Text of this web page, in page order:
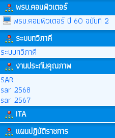
พรบ.คอมพิวเตอร์
พรบ.คอมพิวเตอร์ ปี 60 ฉบับที่ 2
ระบบทวิภาคี
ระบบทวิภาคี
งานประกันคุณภาพ
SAR
sar 2568
sar 2567
ITA
แผนปฏิบัติราชการ